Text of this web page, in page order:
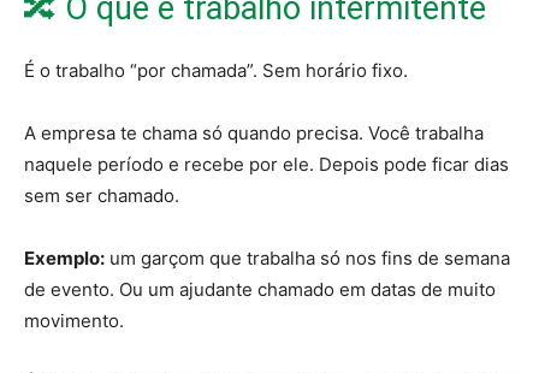
🔀 O que é trabalho intermitente
É o trabalho “por chamada”. Sem horário fixo.
A empresa te chama só quando precisa. Você trabalha
naquele período e recebe por ele. Depois pode ficar dias
sem ser chamado.
Exemplo: um garçom que trabalha só nos fins de semana
de evento. Ou um ajudante chamado em datas de muito
movimento.